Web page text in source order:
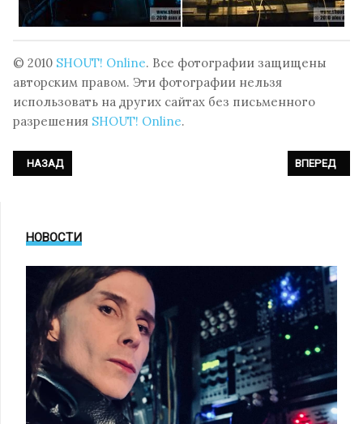
© 2010 SHOUT! Online. Все фотографии защищены
авторским правом. Эти фотографии нельзя
использовать на других сайтах без письменного
разрешения SHOUT! Online.
ПРЕДЫДУЩИЙ: ФОТОРЕПОРТАЖ: SONO - КОНЦЕРТ НА VIII MOSCOW
НАЗАД СЛЕДУЮЩИЙ:
ВПЕРЕД
НОВОСТИ